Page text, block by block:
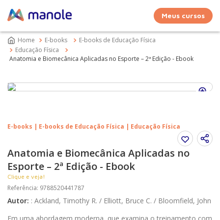
Meus cursos
E-books
E-books de Educação Física
Educação Física
Anatomia e Biomecânica Aplicadas no Esporte – 2ª Edição - Ebook
E-books | E-books de Educação Física | Educação Física
Anatomia e Biomecânica Aplicadas no
Esporte – 2ª Edição - Ebook
Clique e veja!
Referência: 9788520441787
Autor: : Ackland, Timothy R. / Elliott, Bruce C. / Bloomfield, John